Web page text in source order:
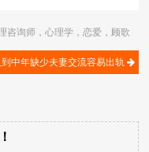
咨询师 ，心理学 ，恋爱 ， 顾歌
到中年缺少夫妻交流容易出轨